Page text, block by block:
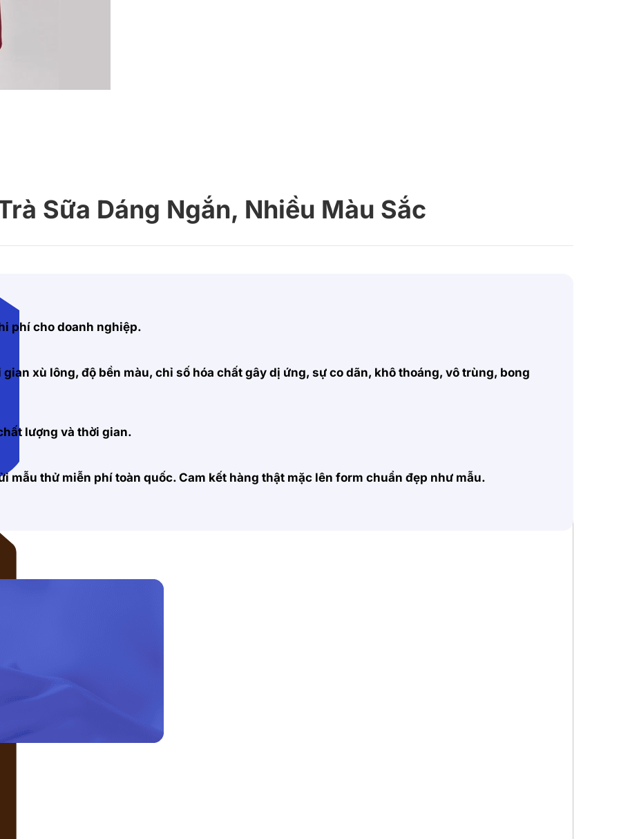
Sữa Dáng Ngắn, Nhiều Màu Sắc
phí cho doanh nghiệp.
xù lông, độ bền màu, chỉ số hóa chất gây dị ứng, sự co dãn, khô thoáng, vô trùng, bong
lượng và thời gian.
mẫu thử miễn phí toàn quốc. Cam kết hàng thật mặc lên form chuẩn đẹp như mẫu.